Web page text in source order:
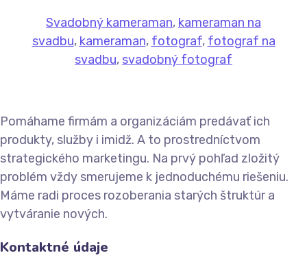
Svadobný kameraman, kameraman na
svadbu, kameraman, fotograf, fotograf na
svadbu, svadobný fotograf
Pomáhame firmám a organizáciám predávať ich
produkty, služby i imidž. A to prostredníctvom
strategického marketingu. Na prvý pohľad zložitý
problém vždy smerujeme k jednoduchému riešeniu.
Máme radi proces rozoberania starých štruktúr a
vytváranie nových.
Kontaktné údaje